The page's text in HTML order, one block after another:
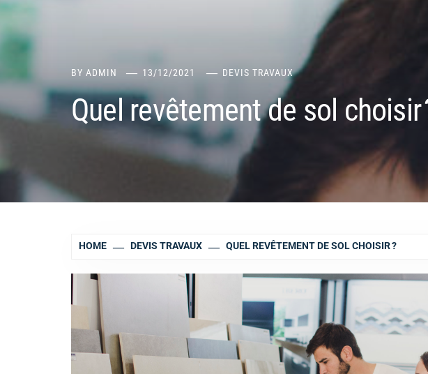
BY ADMIN 13/12/2021 DEVIS TRAVAUX
Quel revêtement de sol choisir
HOME DEVIS TRAVAUX QUEL REVÊTEMENT DE SOL CHOISIR ?